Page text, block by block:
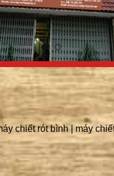
chiết rót bình| máy